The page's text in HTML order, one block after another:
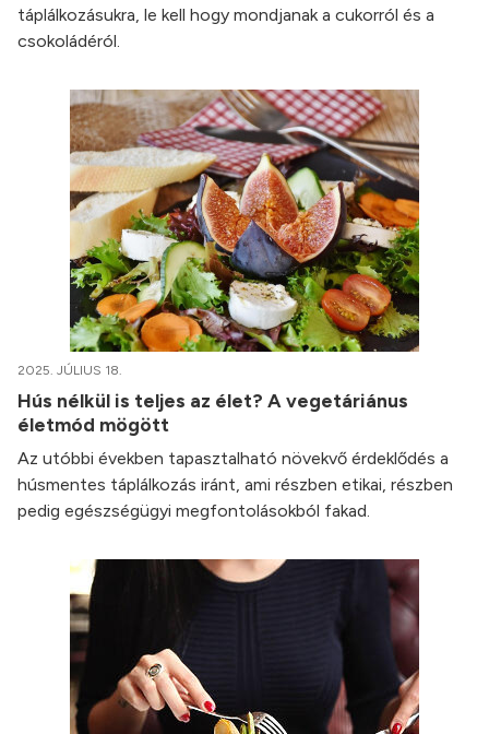
táplálkozásukra, le kell hogy mondjanak a cukorról és a
csokoládéról.
2025. JÚLIUS 18.
Hús nélkül is teljes az élet? A vegetáriánus
életmód mögött
Az utóbbi években tapasztalható növekvő érdeklődés a
húsmentes táplálkozás iránt, ami részben etikai, részben
pedig egészségügyi megfontolásokból fakad.